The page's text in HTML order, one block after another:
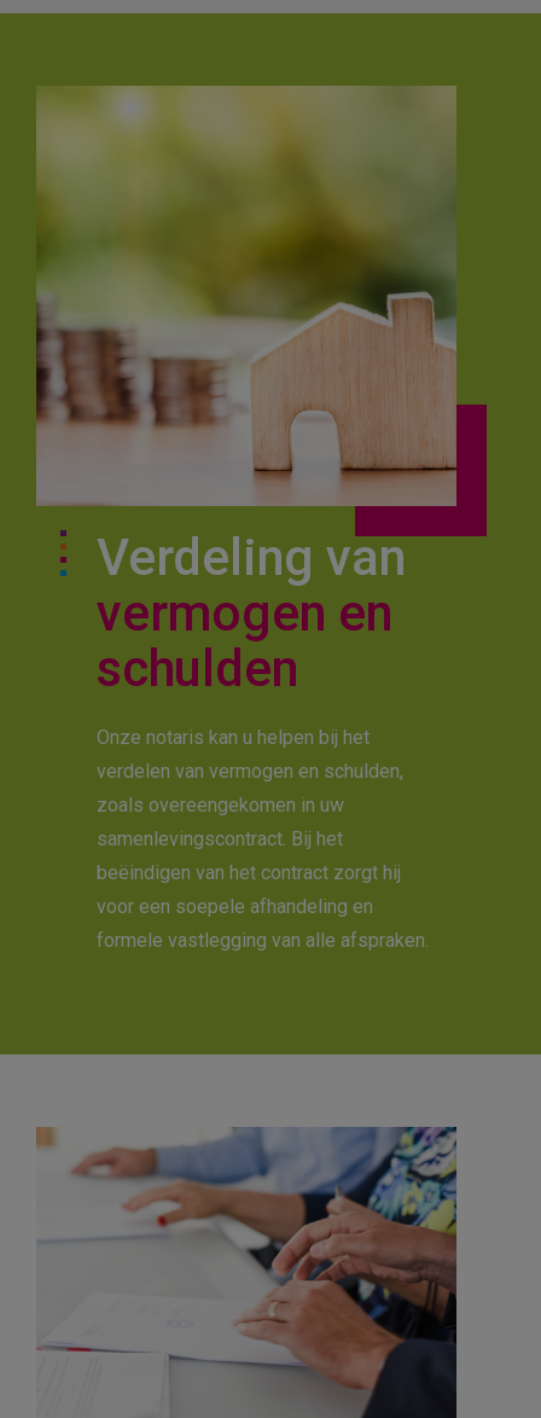
Hoe kunnen we je
ZOEKEN
Verdeling van
vermogen en
schulden
Onze notaris kan u helpen bij het
verdelen van vermogen en schulden,
zoals overeengekomen in uw
samenlevingscontract. Bij het
beëindigen van het contract zorgt hij
voor een soepele afhandeling en
formele vastlegging van alle afspraken.